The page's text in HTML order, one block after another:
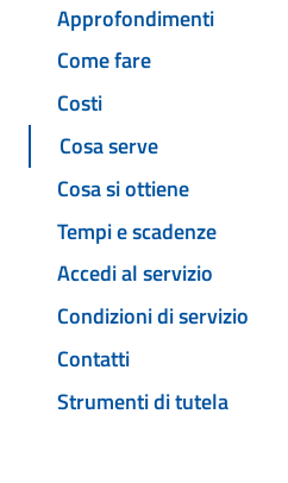
Approfondimenti
Come fare
Costi
Cosa serve
Cosa si ottiene
Tempi e scadenze
Accedi al servizio
Condizioni di servizio
Contatti
Strumenti di tutela